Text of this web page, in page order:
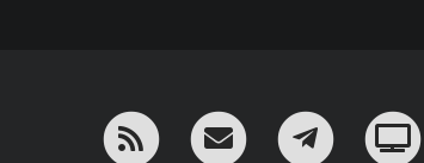
RSS ¡Mándame un